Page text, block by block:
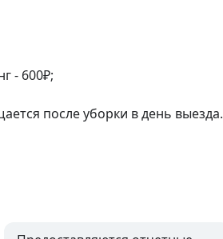
- 600₽;
после уборки в день выезда.